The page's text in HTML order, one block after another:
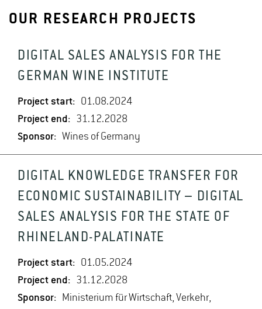
OUR RESEARCH PROJECTS
DIGITAL SALES ANALYSIS FOR THE
GERMAN WINE INSTITUTE
Project start: 01.08.2024
Project end: 31.12.2028
Sponsor: Wines of Germany
DIGITAL KNOWLEDGE TRANSFER FOR
ECONOMIC SUSTAINABILITY – DIGITAL
SALES ANALYSIS FOR THE STATE OF
RHINELAND-PALATINATE
Project start: 01.05.2024
Project end: 31.12.2028
Sponsor: Ministerium für Wirtschaft, Verkehr,